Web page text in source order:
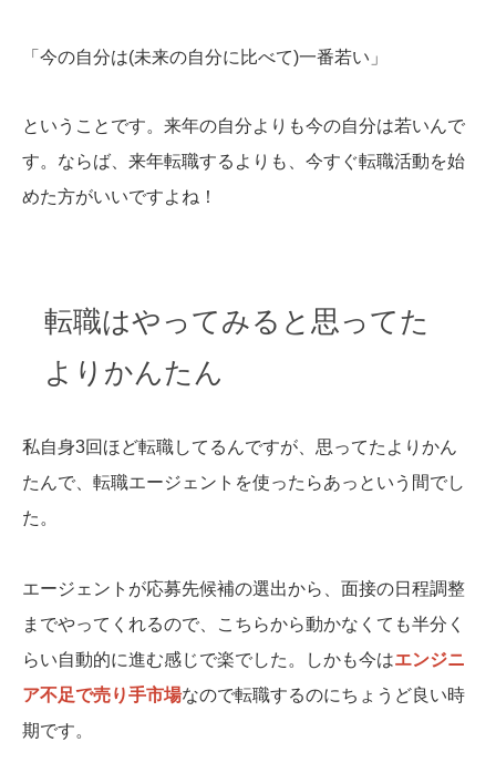
「今の自分は(未来の自分に比べて)一番若い」
ということです。来年の自分よりも今の自分は若いんで
す。ならば、来年転職するよりも、今すぐ転職活動を始
めた方がいいですよね！
転職はやってみると思ってた
よりかんたん
私自身3回ほど転職してるんですが、思ってたよりかん
たんで、転職エージェントを使ったらあっという間でし
た。
エージェントが応募先候補の選出から、面接の日程調整
までやってくれるので、こちらから動かなくても半分く
らい自動的に進む感じで楽でした。しかも今はエンジニ
ア不足で売り手市場なので転職するのにちょうど良い時
期です。